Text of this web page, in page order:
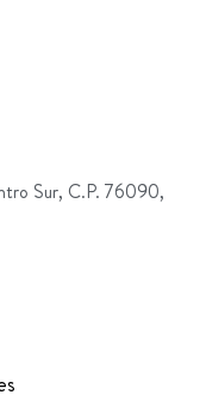
Sur, C.P. 76090,